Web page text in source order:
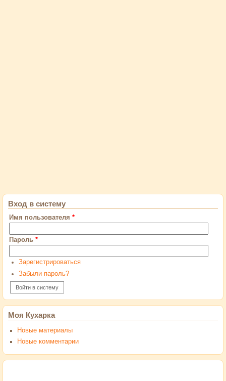
Вход в систему
Имя пользователя *
Пароль *
Зарегистрироваться
Забыли пароль?
Моя Кухарка
Новые материалы
Новые комментарии